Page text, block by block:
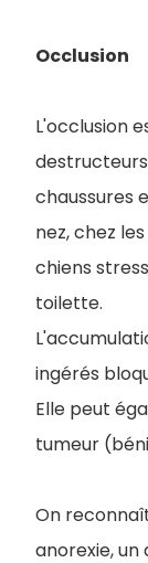
Occlusion
L'occlusion
chaussures
nez, chez
chiens
toilette.
ingérés
Elle peut
tumeur
On
anorexie, un